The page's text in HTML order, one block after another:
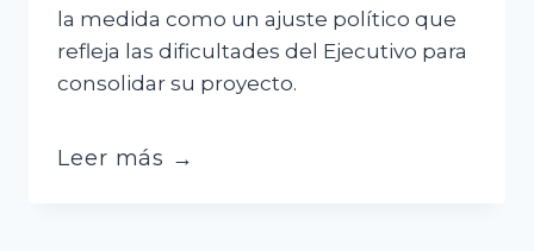
la medida como un ajuste político que
refleja las dificultades del Ejecutivo para
consolidar su proyecto.
Leer más →
Reducción